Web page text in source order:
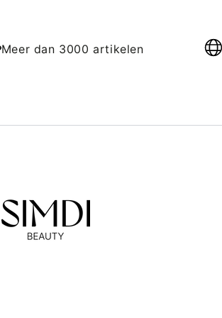
Meer dan 3000 artikelen